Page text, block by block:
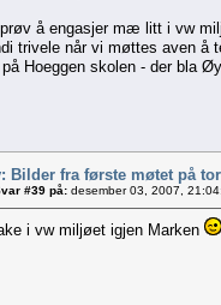
å engasjer mæ litt i vw
trivele når vi møttes aven å
Hoeggen skolen - der bla
Bilder fra første møtet på
#39 på: desember 03, 2007,
i vw miljøet igjen Marken